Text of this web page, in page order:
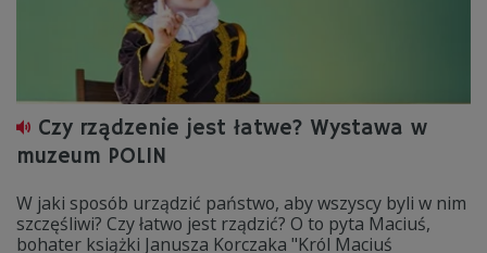
Czy rządzenie jest łatwe? Wystawa w
muzeum POLIN
W jaki sposób urządzić państwo, aby wszyscy byli w nim
szczęśliwi? Czy łatwo jest rządzić? O to pyta Maciuś,
bohater książki Janusza Korczaka "Król Maciuś